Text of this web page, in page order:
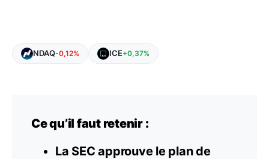
NDAQ-0,12% ICE+0,37%
Ce qu’il faut retenir :
La SEC approuve le plan de